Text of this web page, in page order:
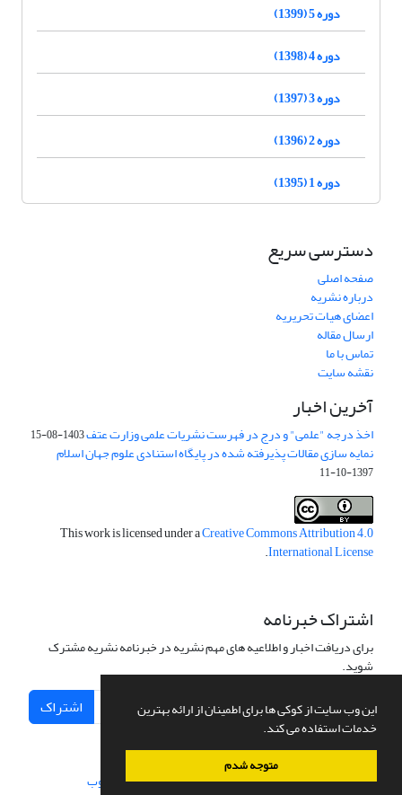
این وب سایت از کوکی ها برای اطمینان از ارائه بهترین
خدمات استفاده می کند.
متوجه شدم
دوره 5 (1399)
دوره 4 (1398)
دوره 3 (1397)
دوره 2 (1396)
دوره 1 (1395)
دسترسی سریع
صفحه اصلی
درباره نشریه
اعضای هیات تحریریه
ارسال مقاله
تماس با ما
نقشه سایت
آخرین اخبار
اخذ درجه "علمی" و درج در فهرست نشریات علمی وزارت عتف1403-08-15
نمایه سازی مقالات پذیرفته شده در پایگاه استنادی علوم جهان اسلام
1397-10-11
This work is licensed under aCreative Commons Attribution 4.0
International License
.
اشتراک خبرنامه
برای دریافت اخبار و اطلاعیه های مهم نشریه در خبرنامه نشریه مشترک
شوید.
اشتراک
سامانه مدیریت نشریات علمی.طراحی و پیاده سازی از سیناوب